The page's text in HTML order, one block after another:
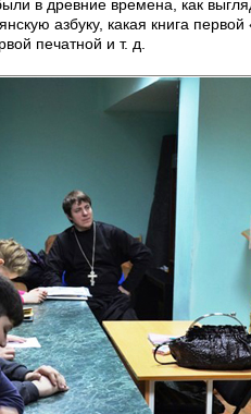
в древние времена, как
азбуку, какая книга
печатной и т. д.